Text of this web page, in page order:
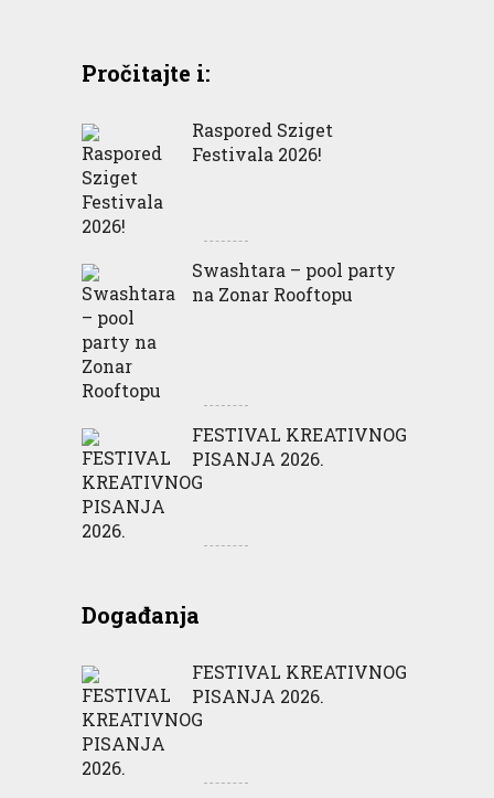
Pročitajte i:
Raspored Sziget
Festivala 2026!
Swashtara – pool party
na Zonar Rooftopu
FESTIVAL KREATIVNOG
PISANJA 2026.
Događanja
FESTIVAL KREATIVNOG
PISANJA 2026.